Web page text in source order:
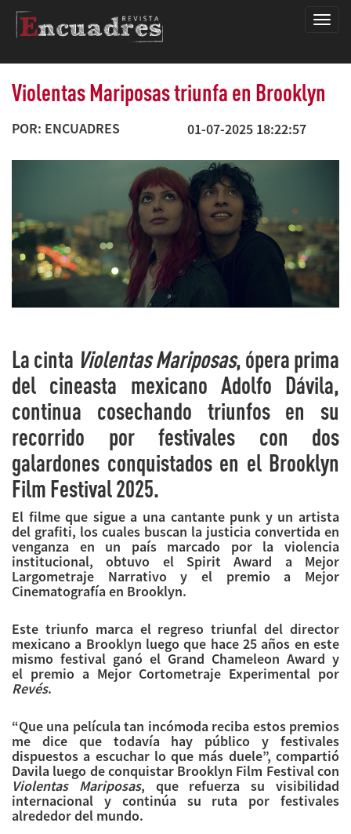
Violentas Mariposas triunfa en Brooklyn
POR: ENCUADRES 01-07-2025 18:22:57
La cinta Violentas Mariposas, ópera prima
del cineasta mexicano Adolfo Dávila,
continua cosechando triunfos en su
recorrido por festivales con dos
galardones conquistados en el Brooklyn
Film Festival 2025.
El filme que sigue a una cantante punk y un artista
del grafiti, los cuales buscan la justicia convertida en
venganza en un país marcado por la violencia
institucional, obtuvo el Spirit Award a Mejor
Largometraje Narrativo y el premio a Mejor
Cinematografía en Brooklyn.
Este triunfo marca el regreso triunfal del director
mexicano a Brooklyn luego que hace 25 años en este
mismo festival ganó el Grand Chameleon Award y
el premio a Mejor Cortometraje Experimental por
Revés.
“Que una película tan incómoda reciba estos premios
me dice que todavía hay público y festivales
dispuestos a escuchar lo que más duele”, compartió
Davila luego de conquistar Brooklyn Film Festival con
Violentas Mariposas, que refuerza su visibilidad
internacional y continúa su ruta por festivales
alrededor del mundo.